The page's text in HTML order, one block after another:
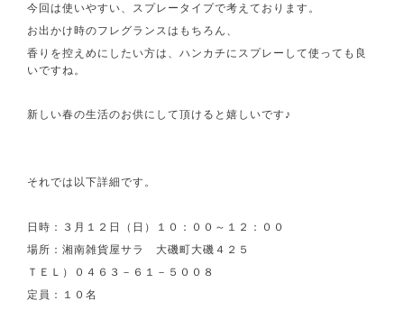
今回は使いやすい、スプレータイプで考えております。
お出かけ時のフレグランスはもちろん、
香りを控えめにしたい方は、ハンカチにスプレーして使っても良
いですね。
新しい春の生活のお供にして頂けると嬉しいです♪
それでは以下詳細です。
日時：３月１２日（日）１０：００～１２：００
場所：湘南雑貨屋サラ 大磯町大磯４２５
ＴＥＬ）０４６３－６１－５００８
定員：１０名